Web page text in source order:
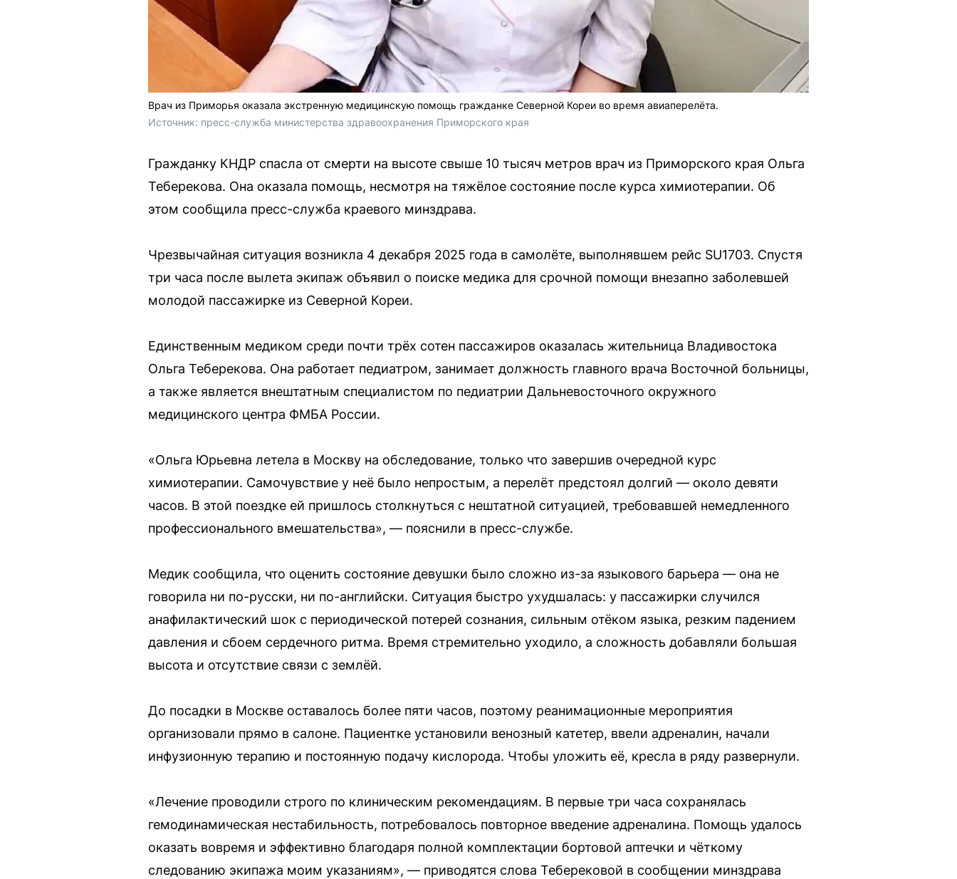
Врач из Приморья оказала экстренную медицинскую помощь гражданке Северной Кореи во время авиаперелёта.
Источник: пресс-служба министерства здравоохранения Приморского края
Гражданку КНДР спасла от смерти на высоте свыше 10 тысяч метров врач из Приморского края Ольга
Теберекова. Она оказала помощь, несмотря на тяжёлое состояние после курса химиотерапии. Об
этом сообщила пресс-служба краевого минздрава.
Чрезвычайная ситуация возникла 4 декабря 2025 года в самолёте, выполнявшем рейс SU1703. Спустя
три часа после вылета экипаж объявил о поиске медика для срочной помощи внезапно заболевшей
молодой пассажирке из Северной Кореи.
Единственным медиком среди почти трёх сотен пассажиров оказалась жительница Владивостока
Ольга Теберекова. Она работает педиатром, занимает должность главного врача Восточной больницы,
а также является внештатным специалистом по педиатрии Дальневосточного окружного
медицинского центра ФМБА России.
«Ольга Юрьевна летела в Москву на обследование, только что завершив очередной курс
химиотерапии. Самочувствие у неё было непростым, а перелёт предстоял долгий — около девяти
часов. В этой поездке ей пришлось столкнуться с нештатной ситуацией, требовавшей немедленного
профессионального вмешательства», — пояснили в пресс-службе.
Медик сообщила, что оценить состояние девушки было сложно из-за языкового барьера — она не
говорила ни по-русски, ни по-английски. Ситуация быстро ухудшалась: у пассажирки случился
анафилактический шок с периодической потерей сознания, сильным отёком языка, резким падением
давления и сбоем сердечного ритма. Время стремительно уходило, а сложность добавляли большая
высота и отсутствие связи с землёй.
До посадки в Москве оставалось более пяти часов, поэтому реанимационные мероприятия
организовали прямо в салоне. Пациентке установили венозный катетер, ввели адреналин, начали
инфузионную терапию и постоянную подачу кислорода. Чтобы уложить её, кресла в ряду развернули.
«Лечение проводили строго по клиническим рекомендациям. В первые три часа сохранялась
гемодинамическая нестабильность, потребовалось повторное введение адреналина. Помощь удалось
оказать вовремя и эффективно благодаря полной комплектации бортовой аптечки и чёткому
следованию экипажа моим указаниям», — приводятся слова Теберековой в сообщении минздрава